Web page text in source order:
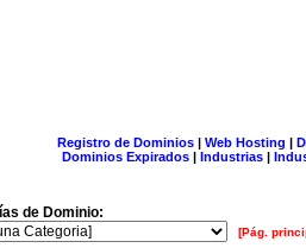
Registro de Dominios| Web Hosting |
Dominios Expirados | Industrias |
de Dominio:
[Pág.